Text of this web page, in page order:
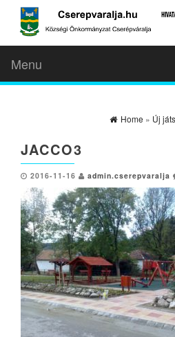
Menu
Home » Új
JACCO3
2016-11-16 admin.cserepvaralja